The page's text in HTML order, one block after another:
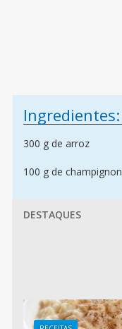
Ingredientes:
300 g de arroz
100 g de champignon
DESTAQUES